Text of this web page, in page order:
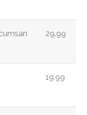
29.99
19.99